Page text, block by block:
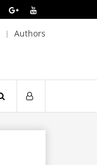
Authors